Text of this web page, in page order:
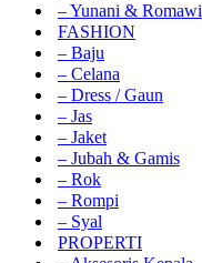
– Yunani & Romawi
FASHION
– Baju
– Celana
– Dress / Gaun
– Jas
– Jaket
– Jubah & Gamis
– Rok
– Rompi
– Syal
PROPERTI